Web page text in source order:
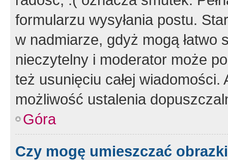
formularzu wysyłania postu.
w nadmiarze, gdyż mogą
nieczytelny i moderator może
też usunięciu całej
możliwość ustalenia
Góra
Czy mogę umieszczać